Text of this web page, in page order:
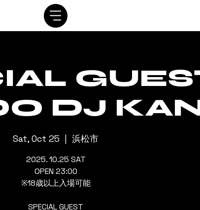
VIP
DJ
Sat, Oct 25 浜松市
2025. 10.25 SAT
OPEN 23:00
※18歳以上入場可能
SPECIAL GUEST